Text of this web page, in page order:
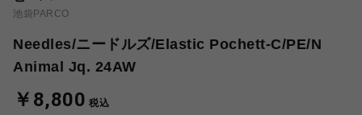
池袋PARCO
Needles/ニードルズ/Elastic Pochett-C/PE/N
Animal Jq. 24AW
￥8,800 税込